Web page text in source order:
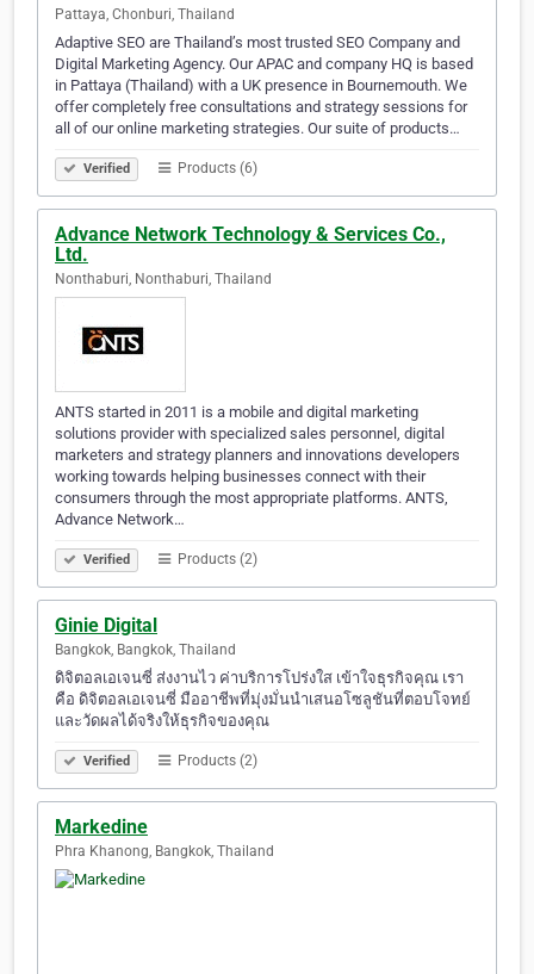
Pattaya, Chonburi, Thailand
Adaptive SEO are Thailand’s most trusted SEO Company and
Digital Marketing Agency. Our APAC and company HQ is based
in Pattaya (Thailand) with a UK presence in Bournemouth. We
offer completely free consultations and strategy sessions for
all of our online marketing strategies. Our suite of products…
Verified Products (6)
Advance Network Technology & Services Co.,
Ltd.
Nonthaburi, Nonthaburi, Thailand
ANTS started in 2011 is a mobile and digital marketing
solutions provider with specialized sales personnel, digital
marketers and strategy planners and innovations developers
working towards helping businesses connect with their
consumers through the most appropriate platforms. ANTS,
Advance Network…
Verified Products (2)
Ginie Digital
Bangkok, Bangkok, Thailand
ดิจิตอลเอเจนซี่ ส่งงานไว ค่าบริการโปร่งใส เข้าใจธุรกิจคุณ เรา
คือ ดิจิตอลเอเจนซี่ มืออาชีพที่มุ่งมั่นนำเสนอโซลูชันที่ตอบโจทย์
และวัดผลได้จริงให้ธุรกิจของคุณ
Verified Products (2)
Markedine
Phra Khanong, Bangkok, Thailand